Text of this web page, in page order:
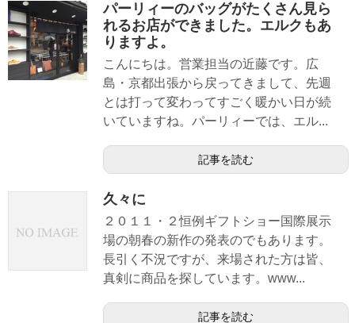
パーリィーのバッグがたくさん見ら
れるお店ができました。エルクもあ
りますよ。
こんにちは。営業担当の近藤です。広
島・京都出張から戻ってきまして、先週
とは打って変わってすごく暖かい日が続
いていますね。パーリィーでは、エル...
記事を読む
久々に
２０１１・２恒例ギフトショー国際展示
場の朝春の新作の発表のでもあります。
長引く不況ですが、来場された方は皆、
真剣に商品を探しています。www...
記事を読む